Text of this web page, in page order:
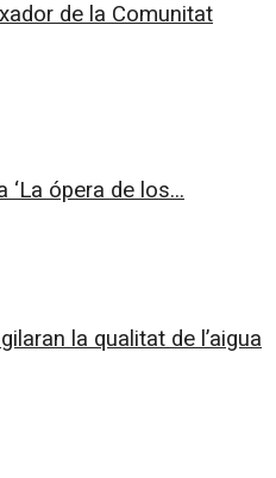
de la Comunitat
‘La ópera de los...
la qualitat de l’aigua